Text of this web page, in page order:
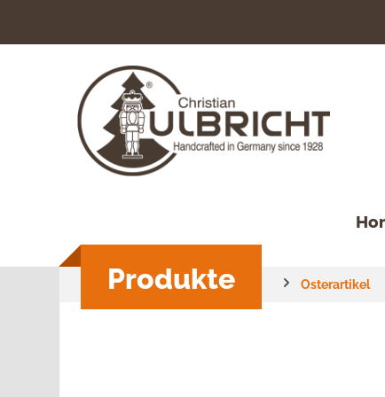
Produkte Osterartikel